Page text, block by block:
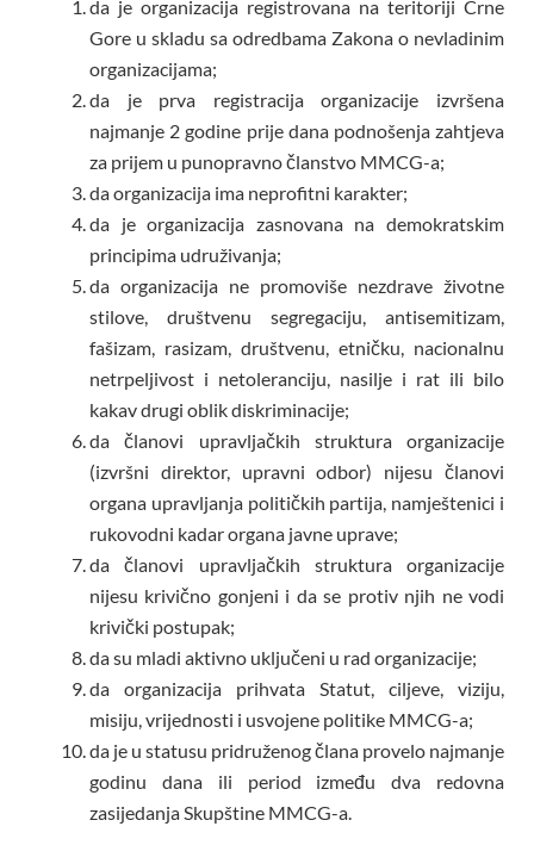
da je organizacija registrovana na teritoriji Crne
Gore u skladu sa odredbama Zakona o nevladinim
organizacijama;
da je prva registracija organizacije izvršena
najmanje 2 godine prije dana podnošenja zahtjeva
za prijem u punopravno članstvo MMCG-a;
da organizacija ima neprofitni karakter;
da je organizacija zasnovana na demokratskim
principima udruživanja;
da organizacija ne promoviše nezdrave životne
stilove, društvenu segregaciju, antisemitizam,
fašizam, rasizam, društvenu, etničku, nacionalnu
netrpeljivost i netoleranciju, nasilje i rat ili bilo
kakav drugi oblik diskriminacije;
da članovi upravljačkih struktura organizacije
(izvršni direktor, upravni odbor) nijesu članovi
organa upravljanja političkih partija, namještenici i
rukovodni kadar organa javne uprave;
da članovi upravljačkih struktura organizacije
nijesu krivično gonjeni i da se protiv njih ne vodi
krivički postupak;
da su mladi aktivno uključeni u rad organizacije;
da organizacija prihvata Statut, ciljeve, viziju,
misiju, vrijednosti i usvojene politike MMCG-a;
da je u statusu pridruženog člana provelo najmanje
godinu dana ili period između dva redovna
zasijedanja Skupštine MMCG-a.